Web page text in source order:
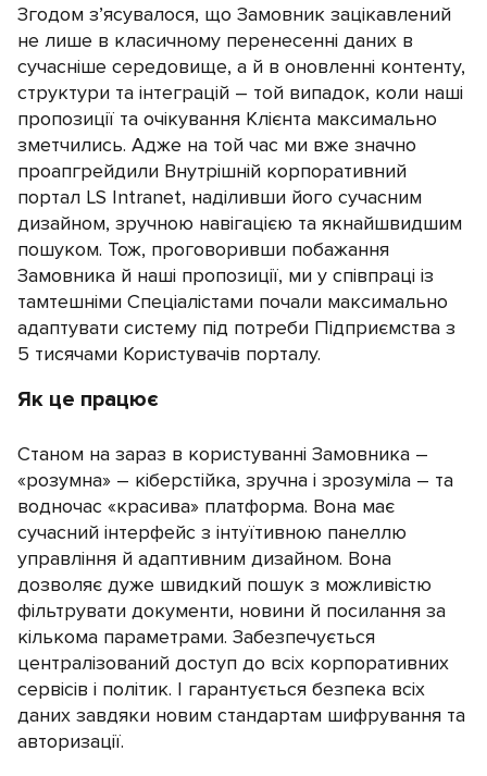
Згодом з’ясувалося, що Замовник зацікавлений
не лише в класичному перенесенні даних в
сучасніше середовище, а й в оновленні контенту,
структури та інтеграцій – той випадок, коли наші
пропозиції та очікування Клієнта максимально
зметчились. Адже на той час ми вже значно
проапгрейдили Внутрішній корпоративний
портал LS Intranet, наділивши його сучасним
дизайном, зручною навігацією та якнайшвидшим
пошуком. Тож, проговоривши побажання
Замовника й наші пропозиції, ми у співпраці із
тамтешніми Спеціалістами почали максимально
адаптувати систему під потреби Підприємства з
5 тисячами Користувачів порталу.
Як це працює
Станом на зараз в користуванні Замовника –
«розумна» – кіберстійка, зручна і зрозуміла – та
водночас «красива» платформа. Вона має
сучасний інтерфейс з інтуїтивною панеллю
управління й адаптивним дизайном. Вона
дозволяє дуже швидкий пошук з можливістю
фільтрувати документи, новини й посилання за
кількома параметрами. Забезпечується
централізований доступ до всіх корпоративних
сервісів і політик. І гарантується безпека всіх
даних завдяки новим стандартам шифрування та
авторизації.